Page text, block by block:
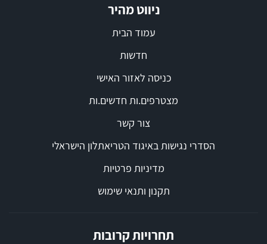
ניווט מהיר
עמוד הבית
חדשות
כניסה לאזור האישי
מצטרפים.ות חדשים.ות
צור קשר
הסדרי נגישות באיגוד הטריאתלון הישראלי
מדיניות פרטיות
תקנון ותנאי שימוש
תחרויות קרובות